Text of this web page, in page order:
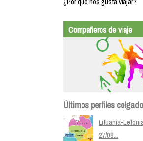
Compañeros de viaje
Últimos perfiles
Lituania-
27/08...